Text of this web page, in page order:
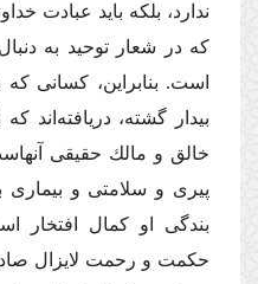
ندارد، بلكه باید عبادت
كه در شعار توحید به دنبال
است. بنابراین، كسانى
بیدار گشته، دریافته‌اند
خالق و مالك حقیقى
پیرى و سلامتى و
بندگى او كمال افتخار
حكمت و رحمت لایزال